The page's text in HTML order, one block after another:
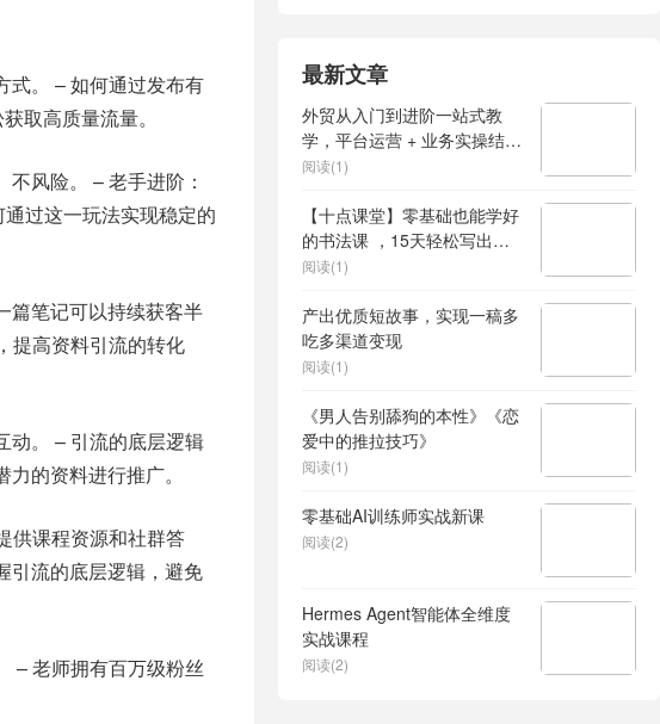
式。 – 如何通过发布有
取高质量流量。
风险。 – 老手进阶：
过这一玩法实现稳定的
篇笔记可以持续获客半
提高资料引流的转化
动。 – 引流的底层逻辑
的资料进行推广。
供课程资源和社群答
引流的底层逻辑，避免
– 老师拥有百万级粉丝
最新文章
外贸从入门到进阶一站式教
学，平台运营 + 业务实操结
合，实现业绩稳步增长
阅读(1)
【十点课堂】零基础也能学好
的书法课 ，15天轻松写出漂
亮人生
阅读(1)
产出优质短故事，实现一稿多
吃多渠道变现
阅读(1)
《男人告别舔狗的本性》《恋
爱中的推拉技巧》
阅读(1)
零基础AI训练师实战新课
阅读(2)
Hermes Agent智能体全维度
实战课程
阅读(2)